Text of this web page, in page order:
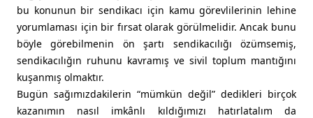
bu konunun bir sendikacı için kamu görevlilerinin lehine
yorumlaması için bir fırsat olarak görülmelidir. Ancak bunu
böyle görebilmenin ön şartı sendikacılığı özümsemiş,
sendikacılığın ruhunu kavramış ve sivil toplum mantığını
kuşanmış olmaktır.
Bugün sağımızdakilerin “mümkün değil” dedikleri birçok
kazanımın nasıl imkânlı kıldığımızı hatırlatalım da